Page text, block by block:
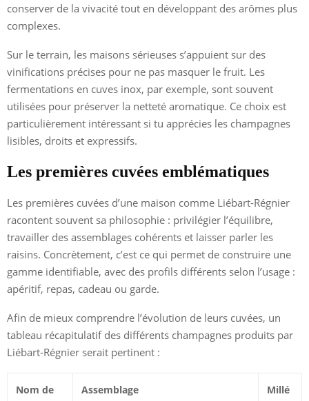
conserver de la vivacité tout en développant des arômes plus
complexes.
Sur le terrain, les maisons sérieuses s’appuient sur des
vinifications précises pour ne pas masquer le fruit. Les
fermentations en cuves inox, par exemple, sont souvent
utilisées pour préserver la netteté aromatique. Ce choix est
particulièrement intéressant si tu apprécies les champagnes
lisibles, droits et expressifs.
Les premières cuvées emblématiques
Les premières cuvées d’une maison comme Liébart-Régnier
racontent souvent sa philosophie : privilégier l’équilibre,
travailler des assemblages cohérents et laisser parler les
raisins. Concrètement, c’est ce qui permet de construire une
gamme identifiable, avec des profils différents selon l’usage :
apéritif, repas, cadeau ou garde.
Afin de mieux comprendre l’évolution de leurs cuvées, un
tableau récapitulatif des différents champagnes produits par
Liébart-Régnier serait pertinent :
Nom de
Assemblage
Millé